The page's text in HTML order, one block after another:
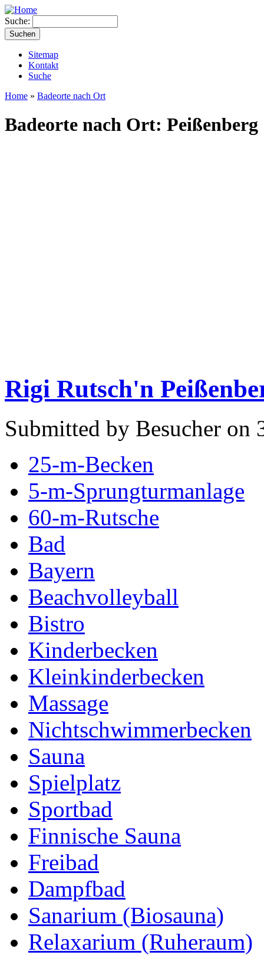
Suche:
Sitemap
Kontakt
Suche
Home » Badeorte nach Ort
Badeorte nach Ort: Peißenberg
Rigi Rutsch'n
Submitted by Besucher on
25-m-Becken
5-m-Sprungturmanlage
60-m-Rutsche
Bad
Bayern
Beachvolleyball
Bistro
Kinderbecken
Kleinkinderbecken
Massage
Nichtschwimmerbecken
Sauna
Spielplatz
Sportbad
Finnische Sauna
Freibad
Dampfbad
Sanarium (Biosauna)
Relaxarium (Ruheraum)